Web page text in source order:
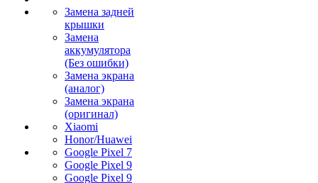
Замена задней
крышки
Замена
аккумулятора
(Без ошибки)
Замена экрана
(аналог)
Замена экрана
(оригинал)
Xiaomi
Honor/Huawei
Google Pixel 7
Google Pixel 9
Google Pixel 9